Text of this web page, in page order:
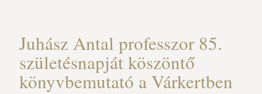
Juhász Antal professzor 85.
születésnapját köszöntő
könyvbemutató a Várkertben